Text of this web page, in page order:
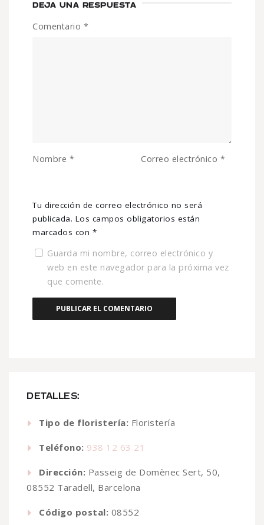
DETALLES:
Tipo de floristería: Floristería
Teléfono: 938 12 63 21
Dirección: Passeig de Domènec Sert, 50,
08552 Taradell, Barcelona
Código postal: 08552
DEJA UNA RESPUESTA
Tu dirección de correo electrónico no será
publicada. Los campos obligatorios están
marcados con *
Comentario *
Nombre * Correo electrónico *
Guarda mi nombre, correo electrónico y
web en este navegador para la próxima vez
que comente.